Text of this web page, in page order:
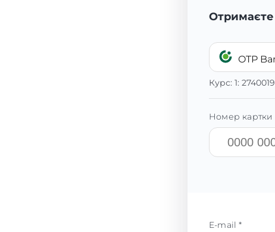
Отримаєте
OTP
Курс: 1:
Номер картки
E-mail *